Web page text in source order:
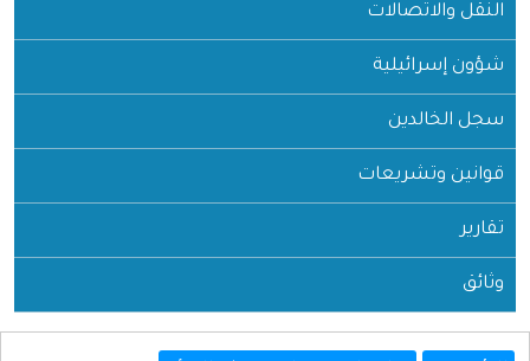
النقل والاتصالات
شؤون إسرائيلية
سجل الخالدين
قوانين وتشريعات
تقارير
وثائق